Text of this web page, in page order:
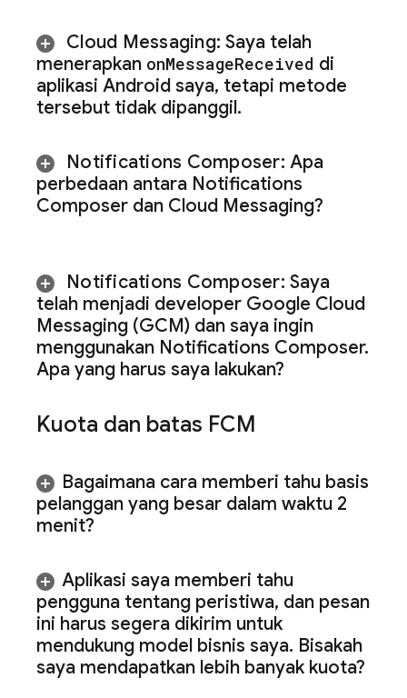
Cloud Messaging: Saya telah
menerapkan onMessageReceived di
aplikasi Android saya, tetapi metode
tersebut tidak dipanggil.
Notifications Composer: Apa
perbedaan antara Notifications
Composer dan Cloud Messaging?
Notifications Composer: Saya
telah menjadi developer Google Cloud
Messaging (GCM) dan saya ingin
menggunakan Notifications Composer.
Apa yang harus saya lakukan?
Kuota dan batas FCM
Bagaimana cara memberi tahu basis
pelanggan yang besar dalam waktu 2
menit?
Aplikasi saya memberi tahu
pengguna tentang peristiwa, dan pesan
ini harus segera dikirim untuk
mendukung model bisnis saya. Bisakah
saya mendapatkan lebih banyak kuota?